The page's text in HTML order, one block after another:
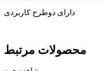
دارای دوطرح کاربردی
محصولات مرتبط